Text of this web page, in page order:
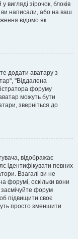
зірочок, блоків
ви написали, або на ваш
відомо як
додати аватару з
"Віддалена
форуму
можуть бути
зверніться до
відображає
ідентифікувати певних
Взагалі ви не
форумі, оскільки вони
форум
підвищити своє
просто зменшити